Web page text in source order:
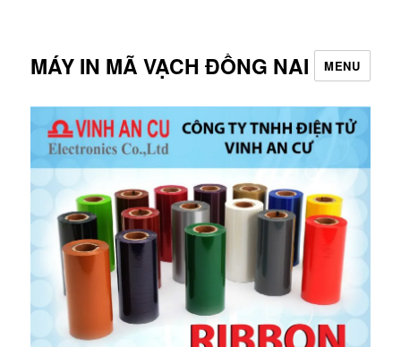
MÁY IN MÃ VẠCH ĐỒNG NAI MENU